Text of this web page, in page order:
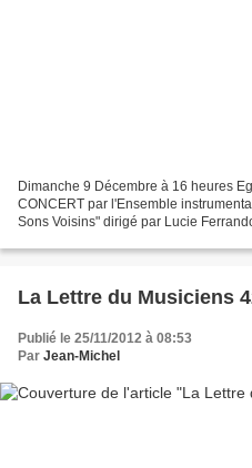
Dimanche 9 Décembre à 16 heures
CONCERT par l'Ensemble
Sons Voisins" dirigé par Lucie
La Lettre du Musiciens
Publié le 25/11/2012 à 08:53
Par Jean-Michel